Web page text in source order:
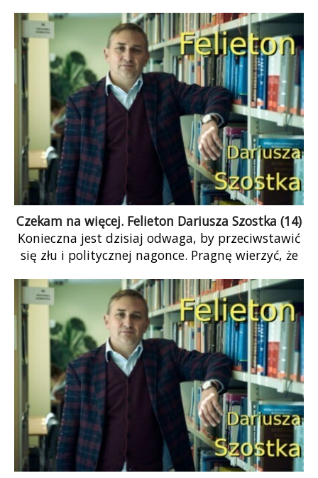
sparaliżowania procesu legislacyjnego.
Pretekstem jest sprawa statusu posłów rzekomo
przysługującego osobom, które status ten w
świetle prawa definitywnie utraciły i bez
wyborów parlamentarnych nie mogą go
odzyskać.
Czekam na więcej. Felieton Dariusza Szostka (14)
Konieczna jest dzisiaj odwaga, by przeciwstawić
się złu i politycznej nagonce. Pragnę wierzyć, że
niekonstytucyjnie utworzonej Izby
Dyscyplinarnej – że nie jest to realizacja
scenariusza pisanego na zewnątrz. Po raz
pierwszy od dawna w tunelu zabłysło światełko.